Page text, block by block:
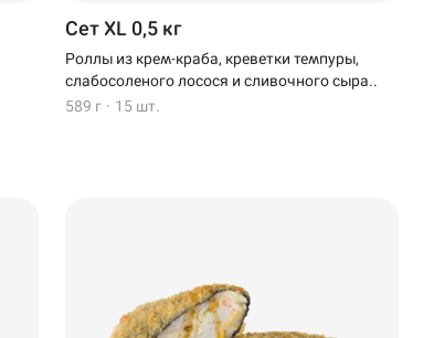
Сет XL 0,5 кг
Роллы из крем-краба, креветки темпуры,
слабосоленого лосося и сливочного сыра..
589 г · 15 шт.